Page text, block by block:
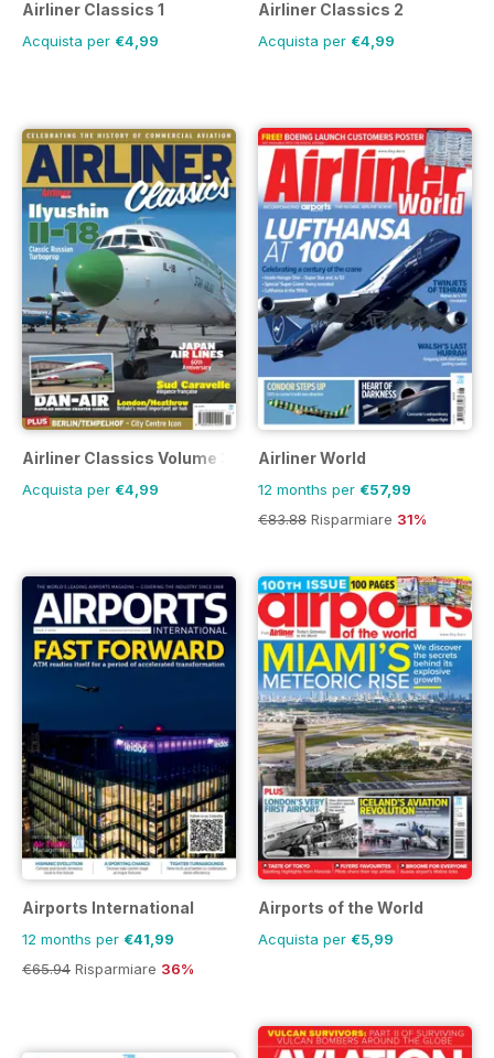
Airliner Classics 1
Acquista per €4,99
Airliner Classics 2
Acquista per €4,99
Airliner Classics Volume 3
Acquista per €4,99
Airliner World
12 months per €57,99
€83.88 Risparmiare 31%
Airports International
12 months per €41,99
€65.94 Risparmiare 36%
Airports of the World
Acquista per €5,99